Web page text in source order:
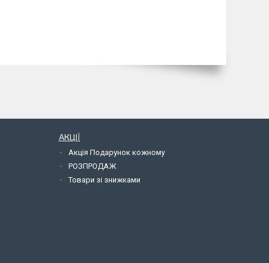
АКЦІЇ
Акція Подарунок кожному
РОЗПРОДАЖ
Товари зі знижками